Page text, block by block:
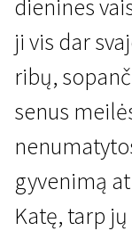
Mis
1 val. 40 min. |
dienines
ji vis dar
ribų,
senus
gyvenimą
Katę, tarp